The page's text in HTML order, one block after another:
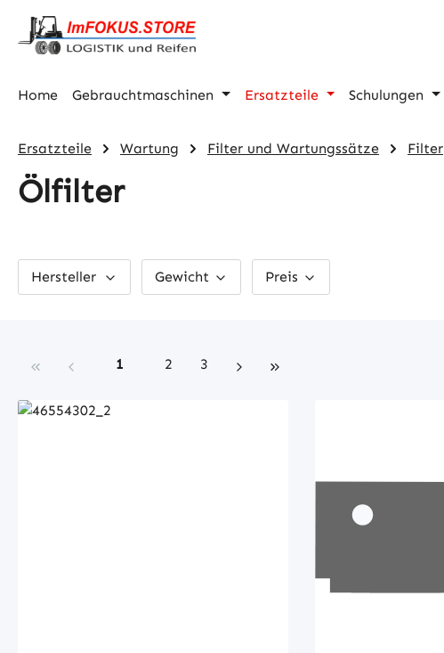
Hauptinhalt springen
Zur Suche springen
Zur Hauptnavigation springen
Home Gebrauchtmaschinen Ersatzteile Schulungen
Ersatzteile Wartung Filter und Wartungssätze Filter
Ölfilter
Hersteller Gewicht Preis
Seite
1 Seite
2 Seite
3